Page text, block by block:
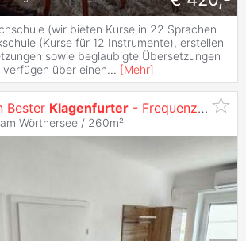
(wir bieten Kurse in 22 Sprachen
(Kurse für 12 Instrumente), erstellen
sowie beglaubigte Übersetzungen
über einen... [Mehr]
Bester Klagenfurter - Frequenzlage!
am Wörthersee / 260m²